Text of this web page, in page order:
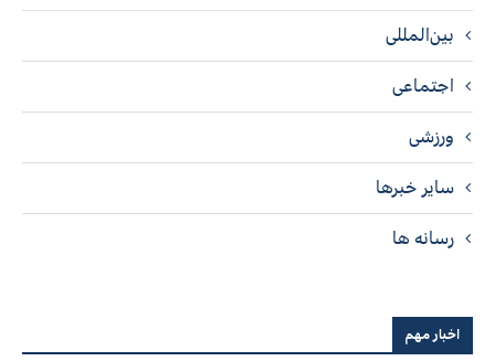
بین‌المللی
اجتماعی
ورزشی
سایر خبرها
رسانه ها
اخبار مهم